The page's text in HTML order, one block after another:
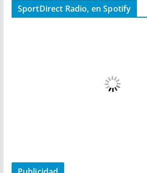
SportDirect Radio, en Spotify